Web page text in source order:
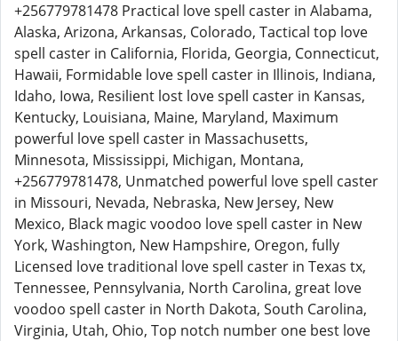
+256779781478 Practical love spell caster in Alabama,
Alaska, Arizona, Arkansas, Colorado, Tactical top love
spell caster in California, Florida, Georgia, Connecticut,
Hawaii, Formidable love spell caster in Illinois, Indiana,
Idaho, Iowa, Resilient lost love spell caster in Kansas,
Kentucky, Louisiana, Maine, Maryland, Maximum
powerful love spell caster in Massachusetts,
Minnesota, Mississippi, Michigan, Montana,
+256779781478, Unmatched powerful love spell caster
in Missouri, Nevada, Nebraska, New Jersey, New
Mexico, Black magic voodoo love spell caster in New
York, Washington, New Hampshire, Oregon, fully
Licensed love traditional love spell caster in Texas tx,
Tennessee, Pennsylvania, North Carolina, great love
voodoo spell caster in North Dakota, South Carolina,
Virginia, Utah, Ohio, Top notch number one best love